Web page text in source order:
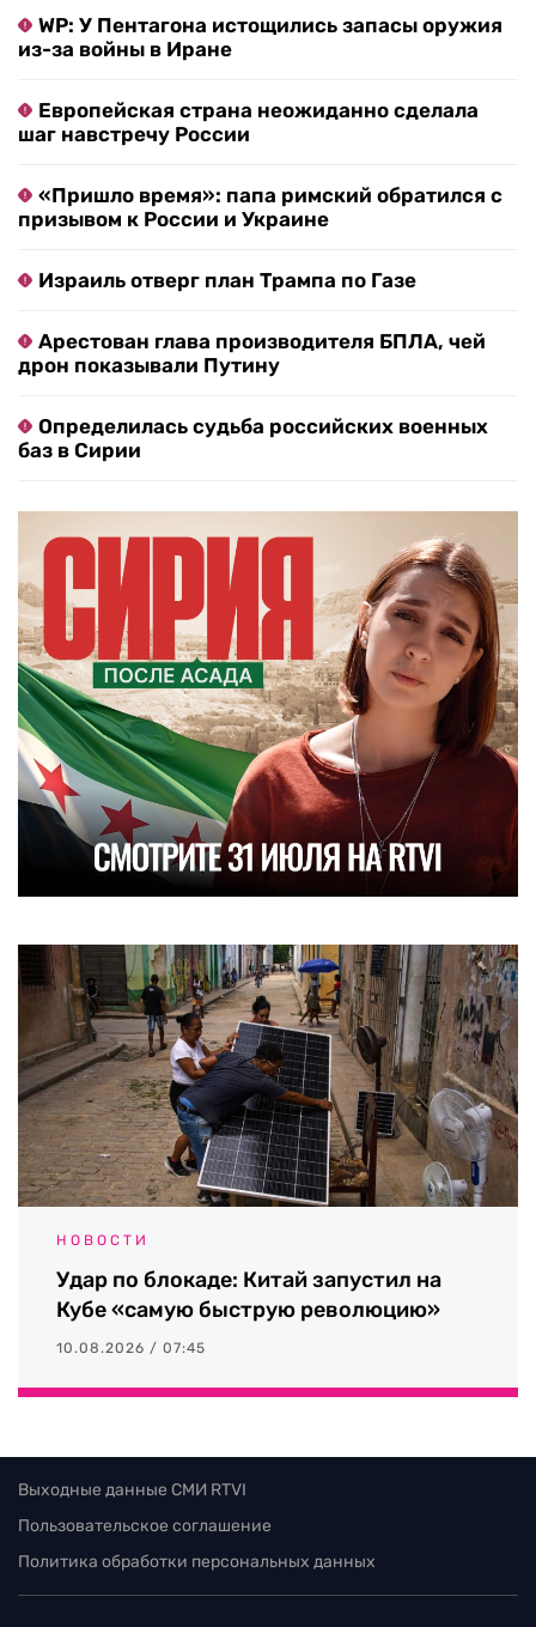
WP: У Пентагона истощились запасы оружия
из-за войны в Иране
Европейская страна неожиданно сделала
шаг навстречу России
«Пришло время»: папа римский обратился с
призывом к России и Украине
Израиль отверг план Трампа по Газе
Арестован глава производителя БПЛА, чей
дрон показывали Путину
Определилась судьба российских военных
баз в Сирии
НОВОСТИ
Удар по блокаде: Китай запустил на
Кубе «самую быструю революцию»
10.08.2026 / 07:45
Выходные данные СМИ RTVI
Пользовательское соглашение
Политика обработки персональных данных